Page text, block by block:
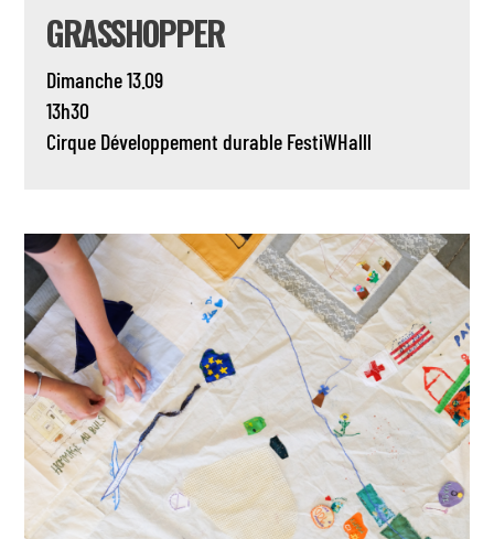
GRASSHOPPER
Dimanche 13.09
13h30
Cirque Développement durable FestiWHalll